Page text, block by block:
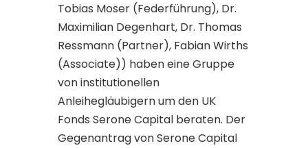
Tobias Moser (Federführung), Dr.
Maximilian Degenhart, Dr. Thomas
Ressmann (Partner), Fabian Wirths
(Associate)) haben eine Gruppe
von institutionellen
Anleihegläubigern um den UK
Fonds Serone Capital beraten. Der
Gegenantrag von Serone Capital